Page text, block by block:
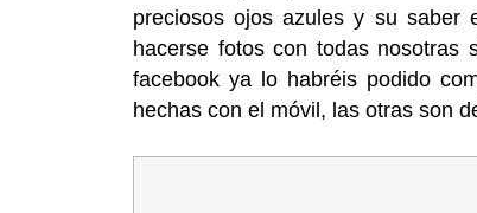
preciosos ojos azules y su saber
hacerse fotos con todas nosotras
facebook ya lo habréis podido
hechas con el móvil, las otras son